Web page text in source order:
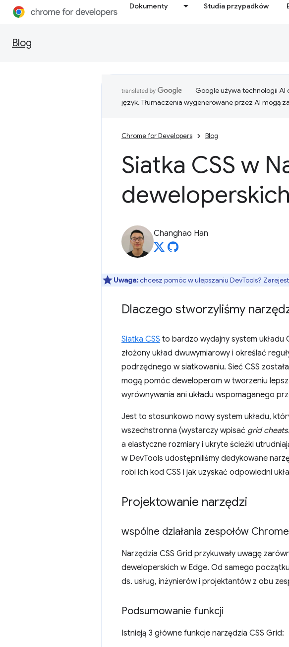
Dokumenty Studia przypadków
Blog
Google używa technologii AI
język. Tłumaczenia wygenerowane przez AI mogą
Chrome for Developers Blog
Siatka CSS w
deweloperskich
Changhao Han
Uwaga:chcesz pomóc w ulepszaniu DevTools?
Dlaczego stworzyliśmy
Siatka CSS to bardzo wydajny system
złożony układ dwuwymiarowy i określać
podrzędnego w siatkowaniu. Sieć CSS
mogą pomóc deweloperom w tworzeniu
wyrównywania ani układu wspomaganego
Jest to stosunkowo nowy system układu,
wszechstronna (wystarczy wpisać grid
a elastyczne rozmiary i ukryte ścieżki
w DevTools udostępniliśmy dedykowane
robi ich kod CSS i jak uzyskać odpowiedni
Projektowanie narzędzi
wspólne działania zespołów
Narzędzia CSS Grid przykuwały uwagę
deweloperskich w Edge. Od samego
ds. usług, inżynierów i projektantów z obu
Podsumowanie funkcji
Istnieją 3 główne funkcje narzędzia CSS Grid: